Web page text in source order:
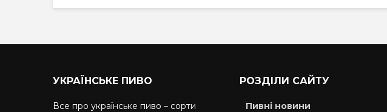
УКРАЇНСЬКЕ ПИВО
Все про українське пиво – сорти
РОЗДІЛИ САЙТУ
Пивні новини